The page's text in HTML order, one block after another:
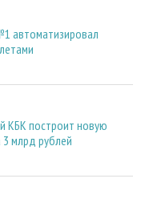
автоматизировал
КБК построит новую
млрд рублей